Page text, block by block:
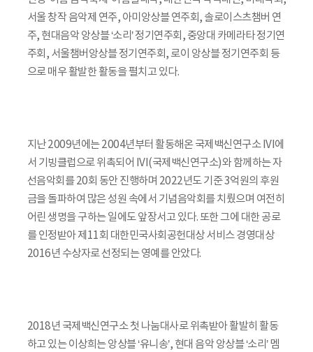
서울 창작 음악제 연주, 아미앙상블 연주회, 솔로이스츠챔버 연
주, 현대음악 앙상블 ‘소리’ 정기연주회, 중앙대 카메라타 정기연
주회, 서울챔버앙상블 정기연주회, 로이 앙상블 정기연주회 등
으로 매우 활발한 활동을 펼치고 있다.
지난 2009년에는 2004년부터 활동해온 국제백신연구소 IVI에
서 기빙클럽으로 위촉되어 IVI(국제백신연구소)와 함께하는 자
선음악회를 20회 동안 진행하며 2022년도 기준 3억원의 후원
금을 돌파하여 많은 성원 속에서 기념음악회를 치뤘으며 여전히
어린 생명을 구하는 일에도 앞장서고 있다. 또한 그에 대한 공로
를 인정받아 제11회 대한민국사회공헌대상 서비스 경영대상
2016년 수상자로 선정되는 영예를 안았다.
2018년 국제백신연구소 첫 나눔대사로 위촉받아 활발히 활동
하고 있는 이상희는 앙상블 ‘유니송’, 현대 음악 앙상블 ‘소리’ 멤